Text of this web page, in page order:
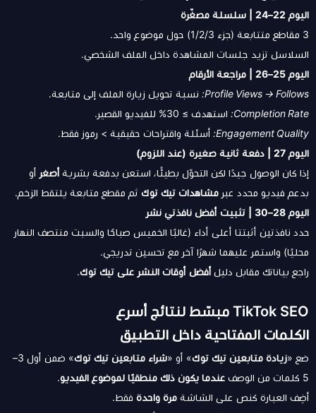
اليوم 22–24 | سلسلة مصغّرة
3 مقاطع متتابعة (جزء 1/2/3) حول موضوع واحد.
السلاسل تزيد جلسات المشاهدة داخل الملف الشخصي.
اليوم 25–26 | مراجعة الأرقام
Profile Views → Follows:
نسبة تحويل زيارة الملف إلى متابعة.
Completion Rate:
استهدف ≥ 30% للفيديو القصير.
Engagement Quality:
أسئلة واقتراحات حقيقية > رموز فقط.
اليوم 27 | دفعة ثانية صغيرة (عند اللزوم)
إذا كان الوصول جيدًا لكن التحوّل بطيئًا، استعن بدفعة بشرية أصغر أو
بدعم فيديو محدد عبر مشاهدات تيك توك ثم مقطع متابعة يلتقط الزخم.
اليوم 28–30 | تثبيت أفضل نافذتي نشر
حدد نافذتين أثبتتا أعلى أداء (غالبًا الخميس صباحًا والسبت منتصف النهار
محليًا) واستمر عليهما شهرًا آخر مع تحسين تدريجي.
راجع بياناتك مقابل دليل أفضل أوقات النشر على تيك توك.
TikTok SEO مبسّط لنتائج أسرع
الكلمات المفتاحية داخل التطبيق
ضع «زيادة متابعين تيك توك» أو «شراء متابعين تيك توك
» ضمن أول 3–
5 كلمات من الوصف
عندما يكون ذلك منطقيًا لموضوع الفيديو.
أضِف العبارة كنص على الشاشة مرة واحدة فقط.